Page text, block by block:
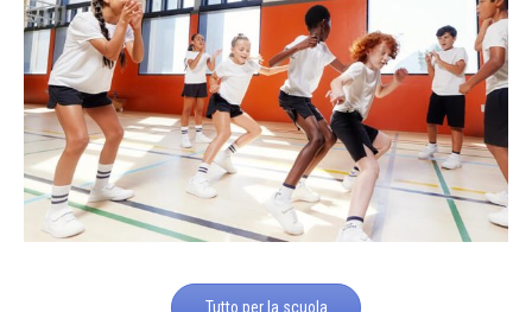
Tutto per la scuola